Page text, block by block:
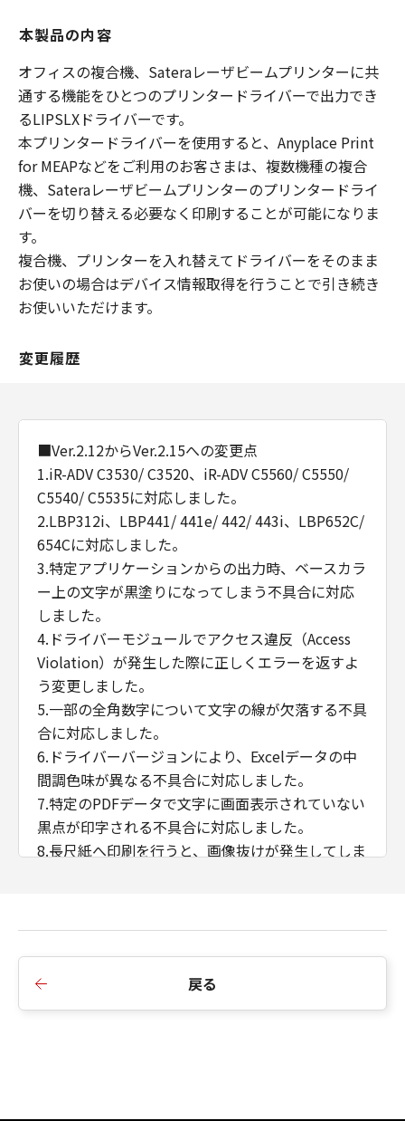
本製品の内容
オフィスの複合機、Sateraレーザビームプリンターに共
通する機能をひとつのプリンタードライバーで出力でき
るLIPSLXドライバーです。
本プリンタードライバーを使用すると、Anyplace Print
for MEAPなどをご利用のお客さまは、複数機種の複合
機、Sateraレーザビームプリンターのプリンタードライ
バーを切り替える必要なく印刷することが可能になりま
す。
複合機、プリンターを入れ替えてドライバーをそのまま
お使いの場合はデバイス情報取得を行うことで引き続き
お使いいただけます。
変更履歴
■Ver.2.12からVer.2.15への変更点
1.iR-ADV C3530/ C3520、iR-ADV C5560/ C5550/
C5540/ C5535に対応しました。
2.LBP312i、LBP441/ 441e/ 442/ 443i、LBP652C/
654Cに対応しました。
3.特定アプリケーションからの出力時、ベースカラ
ー上の文字が黒塗りになってしまう不具合に対応
しました。
4.ドライバーモジュールでアクセス違反（Access
Violation）が発生した際に正しくエラーを返すよ
う変更しました。
5.一部の全角数字について文字の線が欠落する不具
合に対応しました。
6.ドライバーバージョンにより、Excelデータの中
間調色味が異なる不具合に対応しました。
7.特定のPDFデータで文字に画面表示されていない
黒点が印字される不具合に対応しました。
8.長尺紙へ印刷を行うと、画像抜けが発生してしま
11.ぺージ集約（Nin1）+ 製本印刷機能に対応しま
した。
戻る